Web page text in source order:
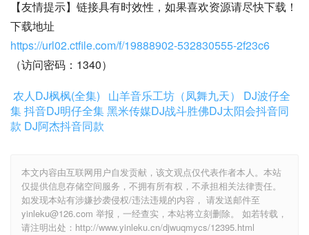
【友情提示】链接具有时效性，如果喜欢资源请尽快下载！
下载地址
https://url02.ctfile.com/f/19888902-532830555-2f23c6
（访问密码：1340）
农人DJ枫枫(全集)
山羊音乐工坊（凤舞九天）
DJ波仔全
集抖音DJ明仔全集黑米传媒DJ战斗胜佛DJ太阳会抖音同
款 DJ阿杰抖音同款
本文内容由互联网用户自发贡献，该文观点仅代表作者本人。本站
仅提供信息存储空间服务，不拥有所有权，不承担相关法律责任。
如发现本站有涉嫌抄袭侵权/违法违规的内容， 请发送邮件至
yinleku@126.com 举报，一经查实，本站将立刻删除。 如若转载，
请注明出处：http://www.yinleku.cn/djwuqmycs/12395.html